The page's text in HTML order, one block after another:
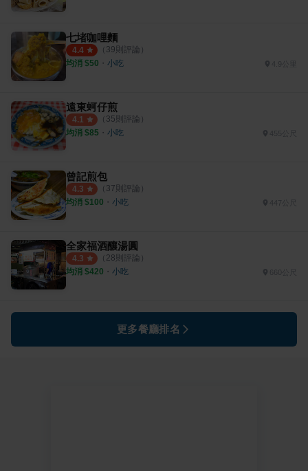
七堵咖哩麵
4.4 （ 39則評論）
均消 $50 ・ 小吃 4.9公里
遠東蚵仔煎
4.1 （ 35則評論）
均消 $85 ・ 小吃 455公尺
曾記煎包
4.3 （ 37則評論）
均消 $100 ・ 小吃 447公尺
全家福酒釀湯圓
4.3 （ 28則評論）
均消 $420 ・ 小吃
更多餐廳排名